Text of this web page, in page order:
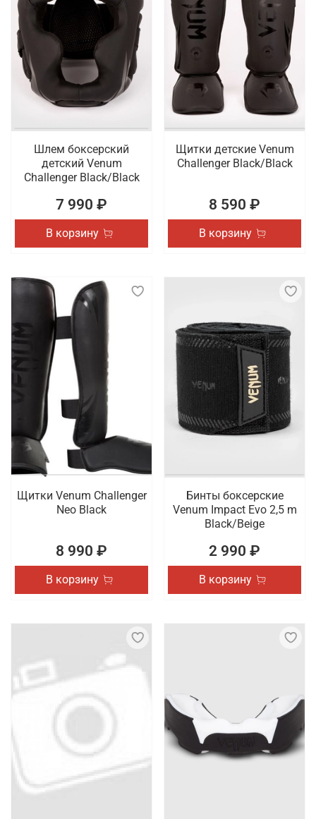
Шлем боксерский
детский Venum
Challenger Black/Black
7 990 ₽
В корзину
Щитки детские Venum
Challenger Black/Black
8 590 ₽
В корзину
Щитки Venum Challenger
Neo Black
8 990 ₽
В корзину
Бинты боксерские
Venum Impact Evo 2,5 m
Black/Beige
2 990 ₽
В корзину